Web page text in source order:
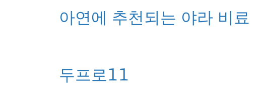
아연에 추천되는 야라 비료
두프로11